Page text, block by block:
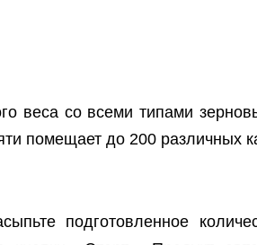
веса со всеми типами
помещает до 200 различных
подготовленное